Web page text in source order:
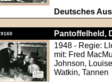
Deutsches
9160
Pantoffelheld,
1948 - Regie:
mit: Fred
Johnson,
Watkin, Tannen